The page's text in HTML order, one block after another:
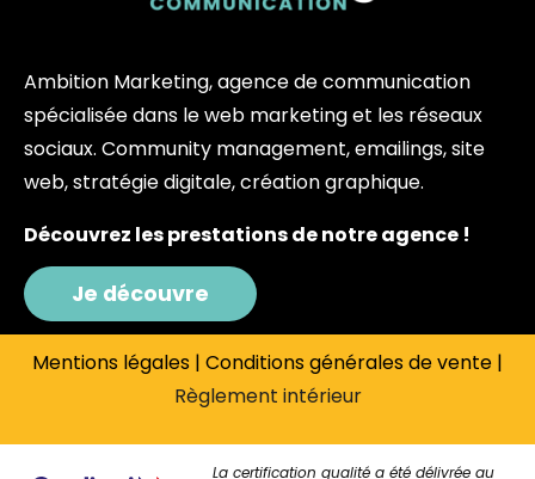
Ambition Marketing, agence de communication
spécialisée dans le web marketing et les réseaux
sociaux. Community management, emailings, site
web, stratégie digitale, création graphique.
Découvrez les prestations de notre agence !
Je découvre
Mentions légales | Conditions générales de vente |
Règlement intérieur
La certification qualité a été délivrée au